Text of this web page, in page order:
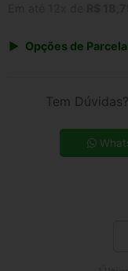
Opções de
4x de R$ 51,27
5x de R$ 41,55
Tem